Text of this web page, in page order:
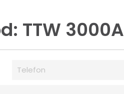
TTW 3000A